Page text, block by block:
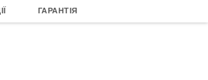
ГАРАНТІЯ